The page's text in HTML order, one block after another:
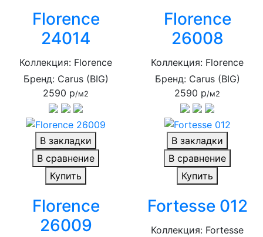
Florence
24014
Коллекция: Florence
Бренд: Carus (BIG)
2590 р/м2
Florence
26008
Коллекция: Florence
Бренд: Carus (BIG)
2590 р/м2
В закладки
В сравнение
Купить
Florence
26009
В закладки
В сравнение
Купить
Fortesse 012
Коллекция: Fortesse